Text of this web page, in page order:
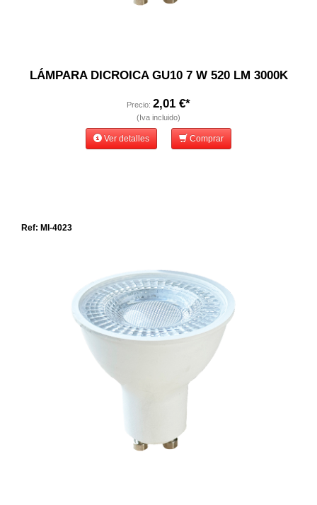
LÁMPARA DICROICA GU10 7 W 520 LM 3000K
Precio: 2,01 €*
(Iva incluido)
Ver detalles Comprar
Ref: MI-4023